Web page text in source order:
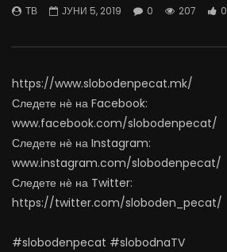
07.08.2026
0
1.1K 11 0
ТВ ЈУНИ 5, 2019 0 207 0
https://www.slobodenpecat.mk/
Следете нѐ на Facebook:
www.facebook.com/slobodenpecat/
Следете нѐ на Instagram:
www.instagram.com/slobodenpecat/
Следете нѐ на Twitter:
https://twitter.com/sloboden_pecat/
#slobodenpecat #slobodnaTV